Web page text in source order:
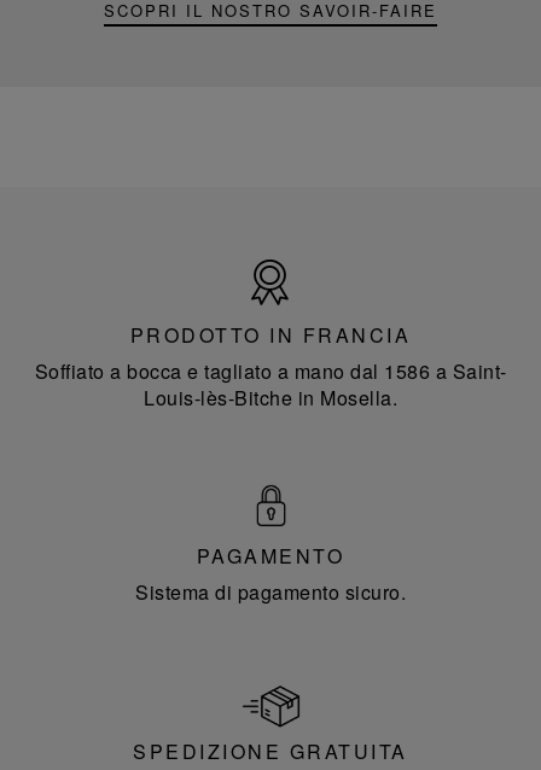
SCOPRI IL NOSTRO SAVOIR-FAIRE
Francia
PRODOTTO IN FRANCIA
Soffiato a bocca e tagliato a mano dal 1586 a Saint-
Louis-lès-Bitche in Mosella.
PAGAMENTO
Sistema di pagamento sicuro.
SPEDIZIONE GRATUITA